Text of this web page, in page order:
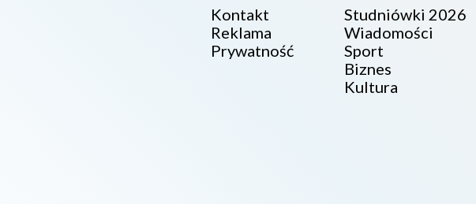
Kontakt
Reklama
Prywatność
Studniówki 2026
Wiadomości
Sport
Biznes
Kultura